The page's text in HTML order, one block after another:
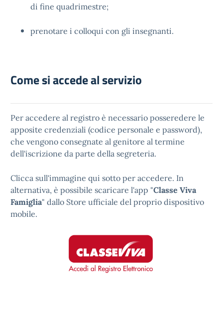
di fine quadrimestre;
prenotare i colloqui con gli insegnanti.
Come si accede al servizio
Per accedere al registro è necessario posseredere le
apposite credenziali (codice personale e password),
che vengono consegnate al genitore al termine
dell'iscrizione da parte della segreteria.
Clicca sull'immagine qui sotto per accedere. In
alternativa, è possibile scaricare l'app "Classe Viva
Famiglia" dallo Store ufficiale del proprio dispositivo
mobile.